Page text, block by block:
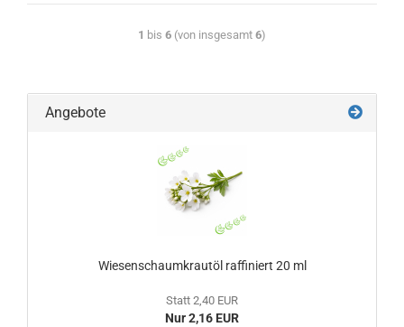
1 bis 6 (von insgesamt 6)
Angebote
Wiesenschaumkrautöl raffiniert 20 ml
Statt 2,40 EUR
Nur 2,16 EUR